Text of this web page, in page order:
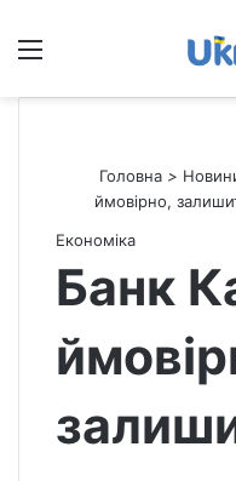
Меню
Головна >
ймовірно,
Економіка
Банк